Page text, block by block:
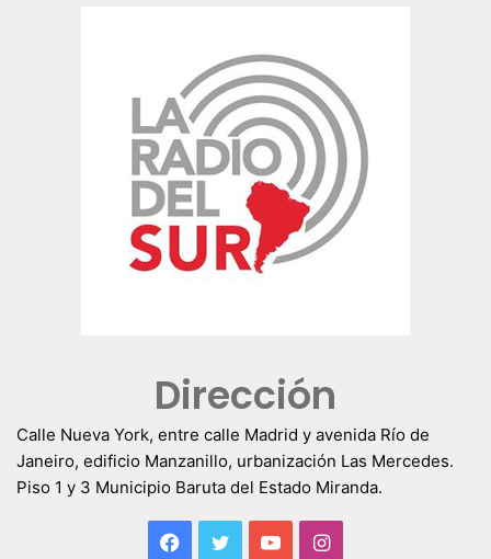
Dirección
Calle Nueva York, entre calle Madrid y avenida Río de
Janeiro, edificio Manzanillo, urbanización Las Mercedes.
Piso 1 y 3 Municipio Baruta del Estado Miranda.
Facebook
TwitterYouTubeInstagram